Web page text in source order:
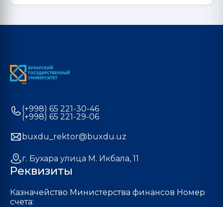
(+998) 65 221-30-46
(+998) 65 221-29-06
buxdu_rektor@buxdu.uz
г. Бухара улица М. Икбала, 11
Реквизиты
Казначейство Министерства финансов Номер
счета: